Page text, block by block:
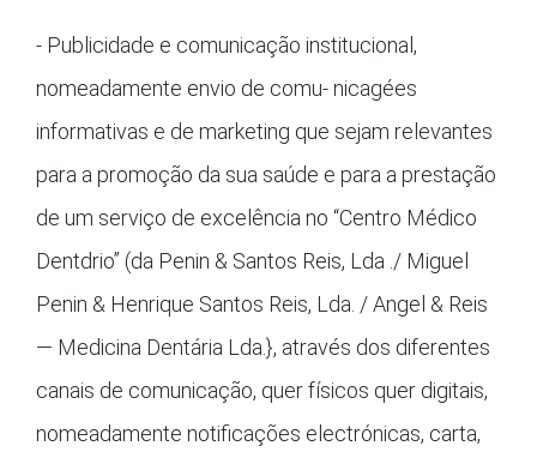
- Publicidade e comunicação institucional,
nomeadamente envio de comu- nicagées
informativas e de marketing que sejam relevantes
para a promoção da sua saúde e para a prestação
de um serviço de excelência no “Centro Médico
Dentdrio” (da Penin & Santos Reis, Lda ./ Miguel
Penin & Henrique Santos Reis, Lda. / Angel & Reis
— Medicina Dentária Lda.}, através dos diferentes
canais de comunicação, quer físicos quer digitais,
nomeadamente notificações electrónicas, carta,